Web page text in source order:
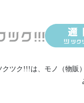
クツク!!!は、 モノ（物販）